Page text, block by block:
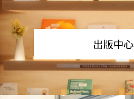
出版中心